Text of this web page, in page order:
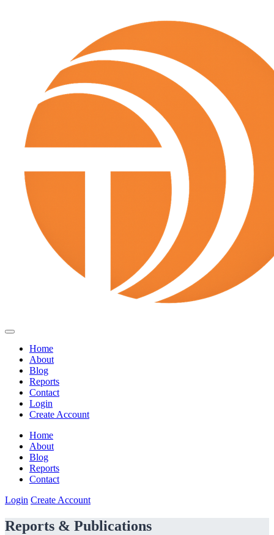
Home
About
Blog
Reports
Contact
Login
Create Account
Home
About
Blog
Reports
Contact
Login Create Account
Reports & Publications